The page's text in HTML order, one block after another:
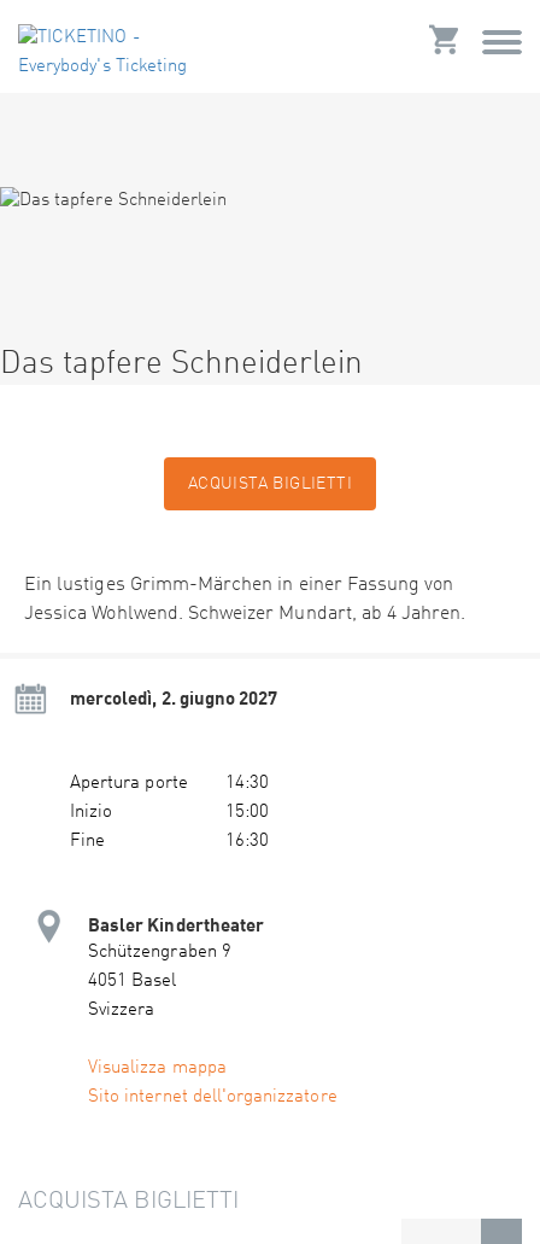
Das tapfere Schneiderlein
ACQUISTA BIGLIETTI
Ein lustiges Grimm-Märchen in einer Fassung von
Jessica Wohlwend. Schweizer Mundart, ab 4 Jahren.
mercoledì, 2. giugno 2027
Apertura porte
14:30
Inizio
15:00
Fine
16:30
Basler Kindertheater
Schützengraben 9
4051 Basel
Svizzera
Visualizza mappa
Sito internet dell'organizzatore
ACQUISTA BIGLIETTI